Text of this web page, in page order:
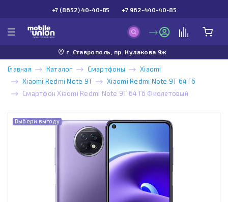
+7 (8652) 40-40-85 +7 962-440-40-85
г. Ставрополь, пр. Кулакова 9ж
Главная Каталог Смартфоны
Xiaomi
Xiaomi Redmi Note 9T
Xiaomi Redmi Note 9T 64 Гб
Смартфон Xiaomi Redmi Note 9T 64 Гб Фиолетовый
Выбери выгоду